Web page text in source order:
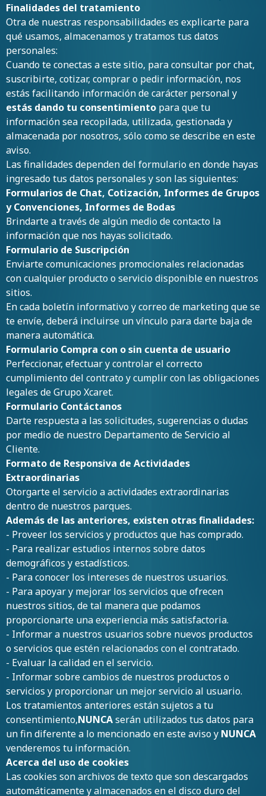
Finalidades del tratamiento
Otra de nuestras responsabilidades es explicarte para
qué usamos, almacenamos y tratamos tus datos
personales:
Cuando te conectas a este sitio, para consultar por chat,
suscribirte, cotizar, comprar o pedir información, nos
estás facilitando información de carácter personal y
estás dando tu consentimientopara que tu
información sea recopilada, utilizada, gestionada y
almacenada por nosotros, sólo como se describe en este
aviso.
Las finalidades dependen del formulario en donde hayas
ingresado tus datos personales y son las siguientes:
Formularios de Chat, Cotización, Informes de Grupos
y Convenciones, Informes de Bodas
Brindarte a través de algún medio de contacto la
información que nos hayas solicitado.
Formulario de Suscripción
Enviarte comunicaciones promocionales relacionadas
con cualquier producto o servicio disponible en nuestros
sitios.
En cada boletín informativo y correo de marketing que se
te envíe, deberá incluirse un vínculo para darte baja de
manera automática.
Formulario Compra con o sin cuenta de usuario
Perfeccionar, efectuar y controlar el correcto
cumplimiento del contrato y cumplir con las obligaciones
legales de Grupo Xcaret.
Formulario Contáctanos
Darte respuesta a las solicitudes, sugerencias o dudas
por medio de nuestro Departamento de Servicio al
Cliente.
Formato de Responsiva de Actividades
Extraordinarias
Otorgarte el servicio a actividades extraordinarias
dentro de nuestros parques.
Además de las anteriores, existen otras finalidades:
- Proveer los servicios y productos que has comprado.
- Para realizar estudios internos sobre datos
demográficos y estadísticos.
- Para conocer los intereses de nuestros usuarios.
- Para apoyar y mejorar los servicios que ofrecen
nuestros sitios, de tal manera que podamos
proporcionarte una experiencia más satisfactoria.
- Informar a nuestros usuarios sobre nuevos productos
o servicios que estén relacionados con el contratado.
- Evaluar la calidad en el servicio.
- Informar sobre cambios de nuestros productos o
servicios y proporcionar un mejor servicio al usuario.
Los tratamientos anteriores están sujetos a tu
consentimiento,NUNCAserán utilizados tus datos para
un fin diferente a lo mencionado en este aviso y NUNCA
venderemos tu información.
Acerca del uso de cookies
Las cookies son archivos de texto que son descargados
automáticamente y almacenados en el disco duro del